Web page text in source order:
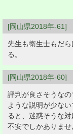
[岡山県2018年-
先生も衛生士もだ
る。
[岡山県2018年-
評判が良さそうな
ような説明が少な
ると、迷惑そうな
不安でしかありませ